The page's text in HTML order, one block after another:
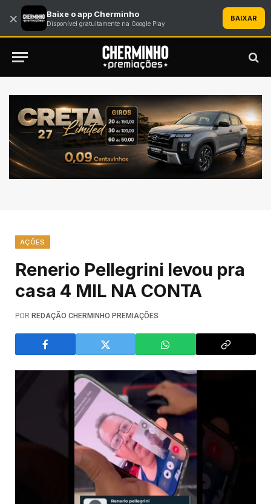
AÇÕES
Renerio Pellegrini levou pra
casa 4 MIL NA CONTA
POR REDAÇÃO CHERMINHO PREMIAÇÕES
× Baixe o app Cherminho
Disponível gratuitamente na Google Play
BAIXAR